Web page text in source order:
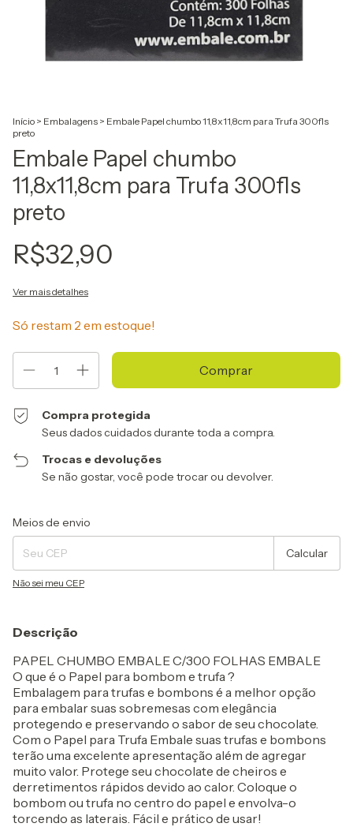
Início > Embalagens > Embale Papel chumbo 11,8x11,8cm para Trufa 300fls
preto
Embale Papel chumbo
11,8x11,8cm para Trufa 300fls
preto
R$32,90
Ver mais detalhes
Só restam 2 em estoque!
Compra protegida
Seus dados cuidados durante toda a compra.
Trocas e devoluções
Se não gostar, você pode trocar ou devolver.
Entregas para o CEP:
Meios de envio
Calcular
Não sei meu CEP
Descrição
PAPEL CHUMBO EMBALE C/300 FOLHAS EMBALE
O que é o Papel para bombom e trufa ?
Embalagem para trufas e bombons é a melhor opção
para embalar suas sobremesas com elegância
protegendo e preservando o sabor de seu chocolate.
Com o Papel para Trufa Embale suas trufas e bombons
terão uma excelente apresentação além de agregar
muito valor. Protege seu chocolate de cheiros e
derretimentos rápidos devido ao calor. Coloque o
bombom ou trufa no centro do papel e envolva-o
torcendo as laterais. Fácil e prático de usar!